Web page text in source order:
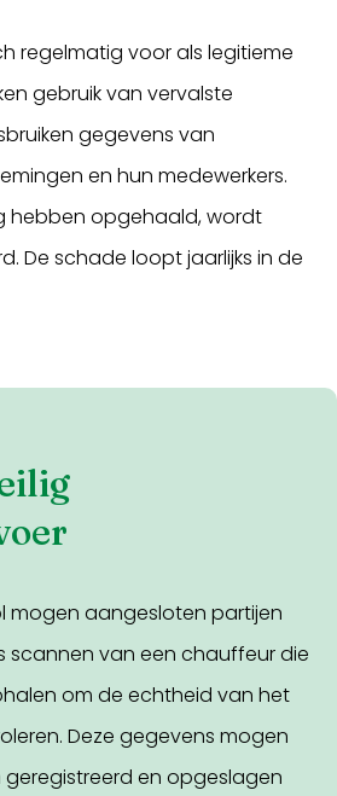
regelmatig voor als legitieme
gebruik van vervalste
gegevens van
en hun medewerkers.
hebben opgehaald, wordt
De schade loopt jaarlijks in de
mogen aangesloten partijen
scannen van een chauffeur die
om de echtheid van het
Deze gegevens mogen
en opgeslagen